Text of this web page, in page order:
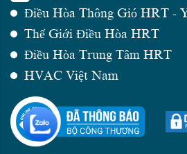
Điều Hòa Thông Gió HRT -
Thế Giới Điều Hòa HRT
Điều Hòa Trung Tâm HRT
HVAC Việt Nam